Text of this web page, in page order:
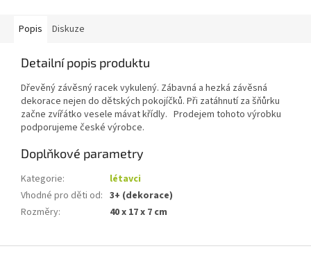
Popis Diskuze
Detailní popis produktu
Dřevěný závěsný racek vykulený. Zábavná a hezká závěsná
dekorace nejen do dětských pokojíčků. Při zatáhnutí za šňůrku
začne zvířátko vesele mávat křídly. Prodejem tohoto výrobku
podporujeme české výrobce.
Doplňkové parametry
Kategorie:
létavci
Vhodné pro děti od: 3+ (dekorace)
Rozměry: 40 x 17 x 7 cm